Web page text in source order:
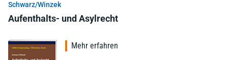
Schwarz/Winzek
Aufenthalts- und Asylrecht
Mehr erfahren